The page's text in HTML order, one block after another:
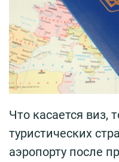
Что касается виз,
туристических
аэропорту после